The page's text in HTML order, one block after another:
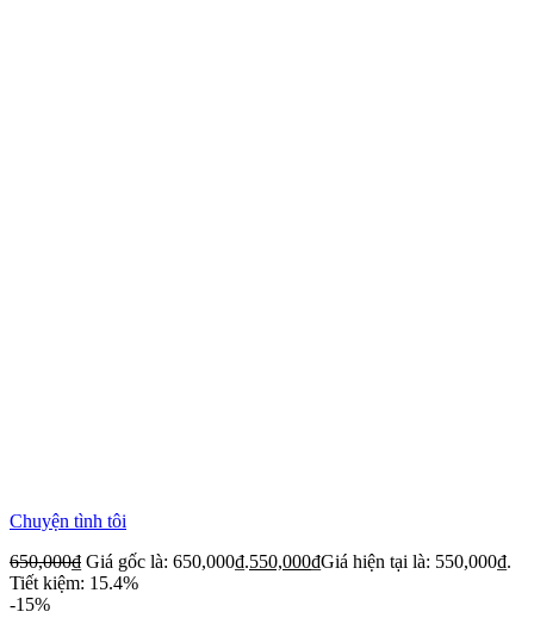
Chuyện tình tôi
650,000₫ Giá gốc là: 650,000₫.550,000₫Giá hiện tại là: 550,000₫.
Tiết kiệm: 15.4%
-15%